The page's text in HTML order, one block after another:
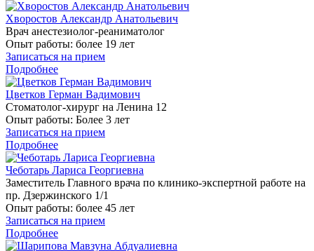
Хворостов Александр Анатольевич
Врач анестезиолог-реаниматолог
Опыт работы: более 19 лет
Записаться на прием
Подробнее
Цветков Герман Вадимович
Стоматолог-хирург на Ленина 12
Опыт работы: Более 3 лет
Записаться на прием
Подробнее
Чеботарь Лариса Георгиевна
Заместитель Главного врача по клинико-экспертной работе на
пр. Дзержинского 1/1
Опыт работы: более 45 лет
Записаться на прием
Подробнее